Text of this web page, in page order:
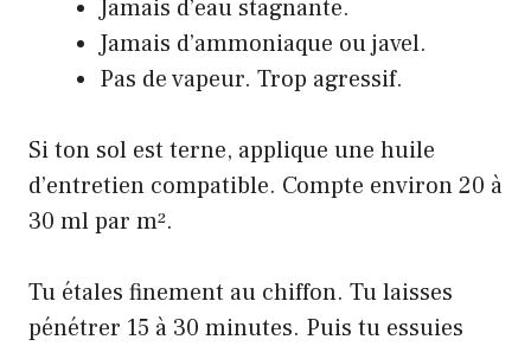
Jamais d’eau stagnante.
Jamais d’ammoniaque ou javel.
Pas de vapeur. Trop agressif.
Si ton sol est terne, applique une huile
d’entretien compatible. Compte environ 20 à
30 ml par m².
Tu étales finement au chiffon. Tu laisses
pénétrer 15 à 30 minutes. Puis tu essuies